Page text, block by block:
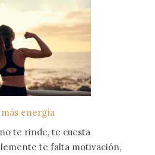
energía
te rinde, te cuesta
te falta motivación,